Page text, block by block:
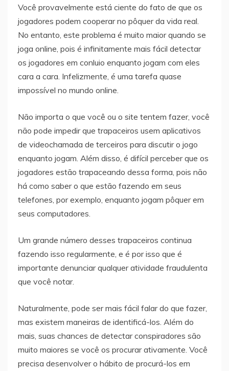
Você provavelmente está ciente do fato de que os
jogadores podem cooperar no pôquer da vida real.
No entanto, este problema é muito maior quando se
joga online, pois é infinitamente mais fácil detectar
os jogadores em conluio enquanto jogam com eles
cara a cara. Infelizmente, é uma tarefa quase
impossível no mundo online.
Não importa o que você ou o site tentem fazer, você
não pode impedir que trapaceiros usem aplicativos
de videochamada de terceiros para discutir o jogo
enquanto jogam. Além disso, é difícil perceber que os
jogadores estão trapaceando dessa forma, pois não
há como saber o que estão fazendo em seus
telefones, por exemplo, enquanto jogam pôquer em
seus computadores.
Um grande número desses trapaceiros continua
fazendo isso regularmente, e é por isso que é
importante denunciar qualquer atividade fraudulenta
que você notar.
Naturalmente, pode ser mais fácil falar do que fazer,
mas existem maneiras de identificá-los. Além do
mais, suas chances de detectar conspiradores são
muito maiores se você os procurar ativamente. Você
precisa desenvolver o hábito de procurá-los em